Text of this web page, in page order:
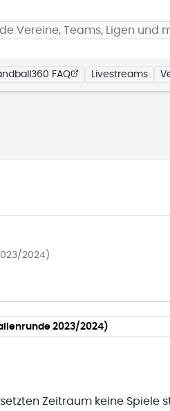
Vereine, Teams, Ligen und
FAQ Livestreams
2024)
2023/2024)
Zeitraum keine Spiele